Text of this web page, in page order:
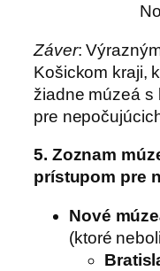
Záver:
Košickom kraji,
žiadne múzeá s
pre
5. Zoznam
prístupom pre
Nové
(ktoré